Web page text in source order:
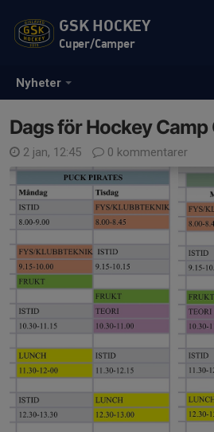
Nyheter
GSK HOCKEY
Cuper/Camper
Dags för Hockey Camp
2 jan, 12:45 0 kommentarer